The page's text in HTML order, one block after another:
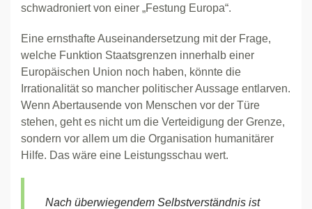
schwadroniert von einer „Festung Europa“.
Eine ernsthafte Auseinandersetzung mit der Frage,
welche Funktion Staatsgrenzen innerhalb einer
Europäischen Union noch haben, könnte die
Irrationalität so mancher politischer Aussage entlarven.
Wenn Abertausende von Menschen vor der Türe
stehen, geht es nicht um die Verteidigung der Grenze,
sondern vor allem um die Organisation humanitärer
Hilfe. Das wäre eine Leistungsschau wert.
Nach überwiegendem Selbstverständnis ist